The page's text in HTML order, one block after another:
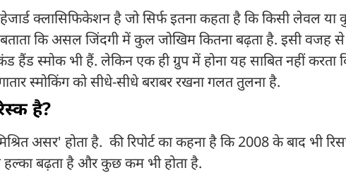
क्लासिफिकेशन है जो सिर्फ इतना कहता है कि किसी लेवल या
कि असल जिंदगी में कुल जोखिम कितना बढ़ता है. इसी वजह
स्मोक भी हैं. लेकिन एक ही ग्रुप में होना यह साबित नहीं करता
स्मोकिंग को सीधे-सीधे बराबर रखना गलत तुलना है.
है?
असर' होता है. की रिपोर्ट का कहना है कि 2008 के बाद भी
हल्का बढ़ता है और कुछ कम भी होता है.